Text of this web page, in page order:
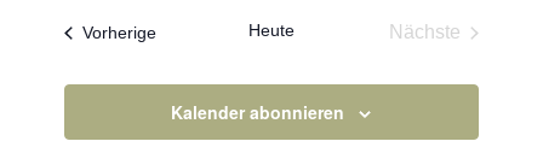
VorherigeVeranstaltungen
Heute
Nächste
Kalender abonnieren